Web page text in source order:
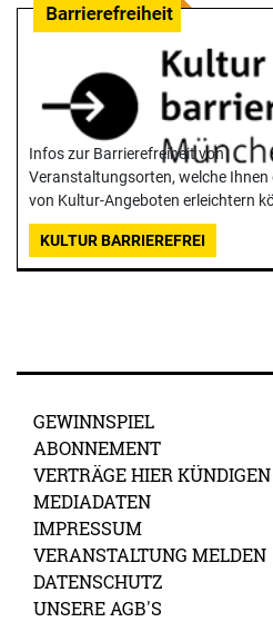
Infos zur Barrierefreiheit von
Veranstaltungsorten, welche Ihnen
von Kultur-Angeboten erleichtern
KULTUR BARRIEREFREI
GEWINNSPIEL
ABONNEMENT
VERTRÄGE HIER KÜNDIGEN
MEDIADATEN
IMPRESSUM
VERANSTALTUNG MELDEN
DATENSCHUTZ
UNSERE AGB'S